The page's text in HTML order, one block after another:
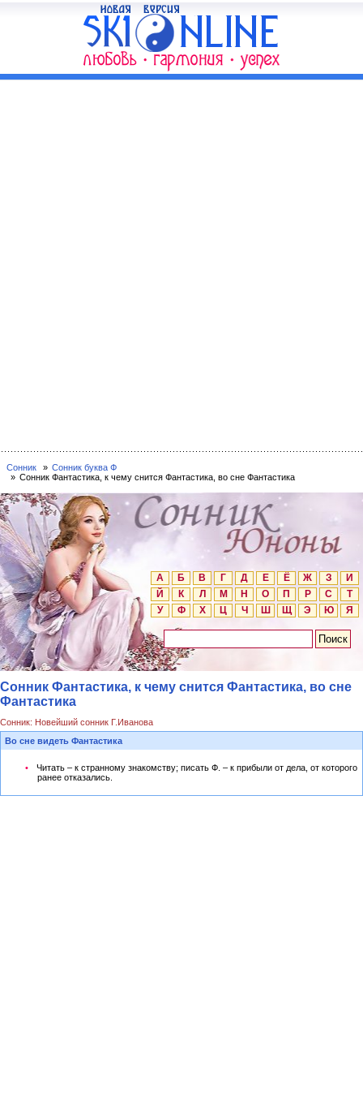
Сонник
Сонник буква Ф
Сонник Фантастика, к чему снится Фантастика, во сне Фантастика
А Б В Г Д Е Ё Ж З
И
Й
К Л М Н О П Р С
Т
У
Ф Х Ц Ч Ш Щ Э Ю Я
Сонник Фантастика, к чему снится Фантастика, во сне
Фантастика
Сонник: Новейший сонник Г.Иванова
Во сне видеть Фантастика
Читать – к странному знакомству; писать Ф. – к прибыли от дела, от которого
ранее отказались.